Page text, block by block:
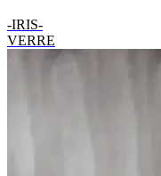
-IRIS-
VERRE